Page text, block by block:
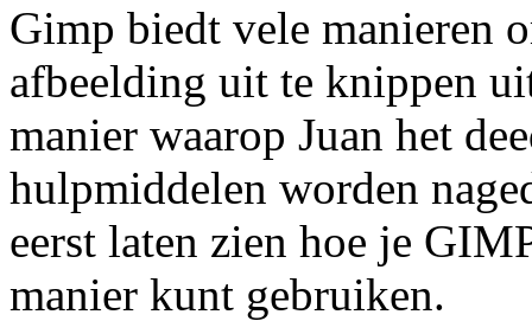
Gimp biedt vele manieren
afbeelding uit te knippen
manier waarop Juan het
hulpmiddelen worden
eerst laten zien hoe je
manier kunt gebruiken.